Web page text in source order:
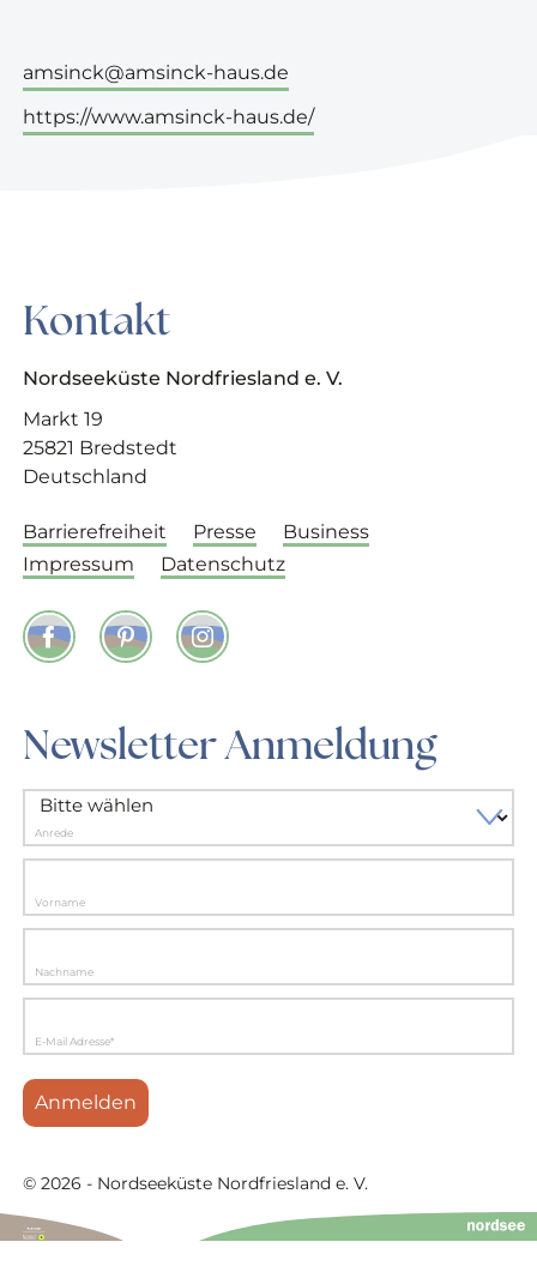
amsinck@amsinck-haus.de
https://www.amsinck-haus.de/
Kontakt
Nordseeküste Nordfriesland e. V.
Markt 19
25821 Bredstedt
Deutschland
Barrierefreiheit Presse
Business
Impressum
Datenschutz
FacebookPinterestInstagram
Newsletter Anmeldung
Anrede
Vorname
Nachname
E-Mail Adresse*
Anmelden
© 2026 - Nordseeküste Nordfriesland e. V.